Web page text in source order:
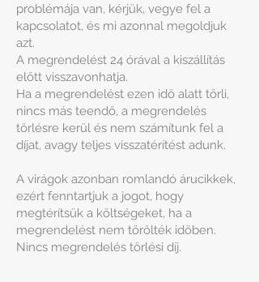
problémája van, kérjük, vegye fel a
kapcsolatot, és mi azonnal megoldjuk
azt.
A megrendelést 24 órával a kiszállítás
előtt visszavonhatja.
Ha a megrendelést ezen idő alatt törli,
nincs más teendő, a megrendelés
törlésre kerül és nem számítunk fel a
díjat, avagy teljes visszatérítést adunk.
A virágok azonban romlandó árucikkek,
ezért fenntartjuk a jogot, hogy
megtérítsük a költségeket, ha a
megrendelést nem törölték időben.
Nincs megrendelés törlési díj.